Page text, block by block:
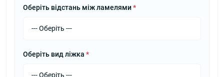
Оберіть відстань між ламелями*
Оберіть вид ліжка *